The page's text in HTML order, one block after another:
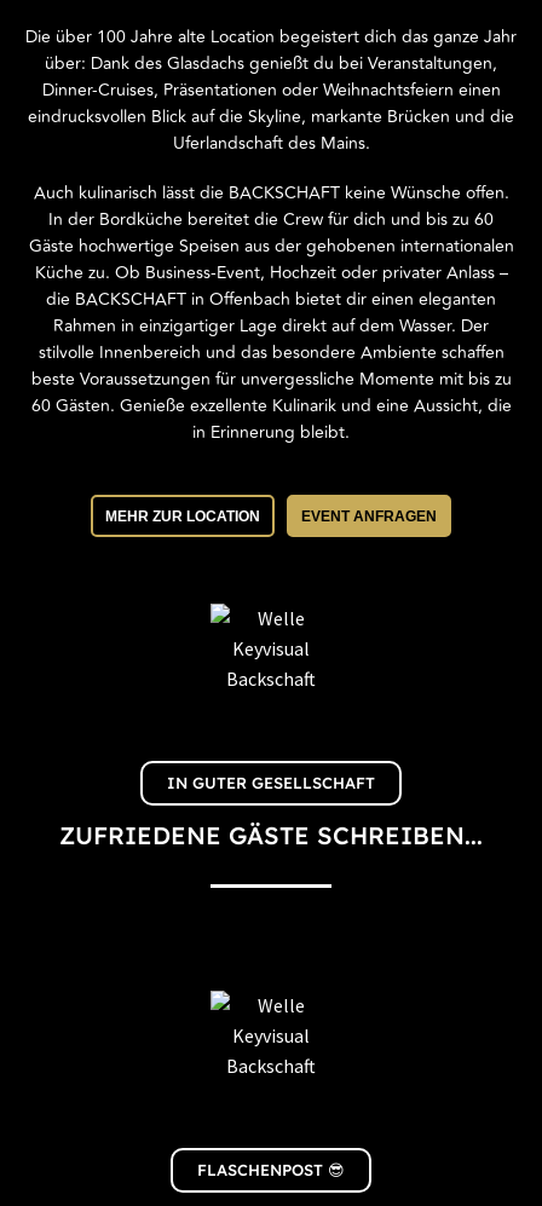
Die über 100 Jahre alte Location begeistert dich das ganze Jahr
über: Dank des Glasdachs genießt du bei Veranstaltungen,
Dinner-Cruises, Präsentationen oder Weihnachtsfeiern einen
eindrucksvollen Blick auf die Skyline, markante Brücken und die
Uferlandschaft des Mains.
Auch kulinarisch lässt die BACKSCHAFT keine Wünsche offen.
In der Bordküche bereitet die Crew für dich und bis zu 60
Gäste hochwertige Speisen aus der gehobenen internationalen
Küche zu. Ob Business-Event, Hochzeit oder privater Anlass –
die BACKSCHAFT in Offenbach bietet dir einen eleganten
Rahmen in einzigartiger Lage direkt auf dem Wasser. Der
stilvolle Innenbereich und das besondere Ambiente schaffen
beste Voraussetzungen für unvergessliche Momente mit bis zu
60 Gästen. Genieße exzellente Kulinarik und eine Aussicht, die
in Erinnerung bleibt.
MEHR ZUR LOCATION EVENT ANFRAGEN
IN GUTER GESELLSCHAFT
ZUFRIEDENE GÄSTE SCHREIBEN...
FLASCHENPOST 😎